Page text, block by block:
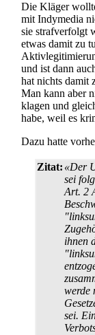
Die Kläger
mit Indymedia
sie strafverfolgt
etwas damit zu
und ist dann
hat nichts damit
Man kann aber
klagen und
habe, weil es
Dazu hatte
Zitat: «Der
sei
Art. 2
ihnen
werde
sei.